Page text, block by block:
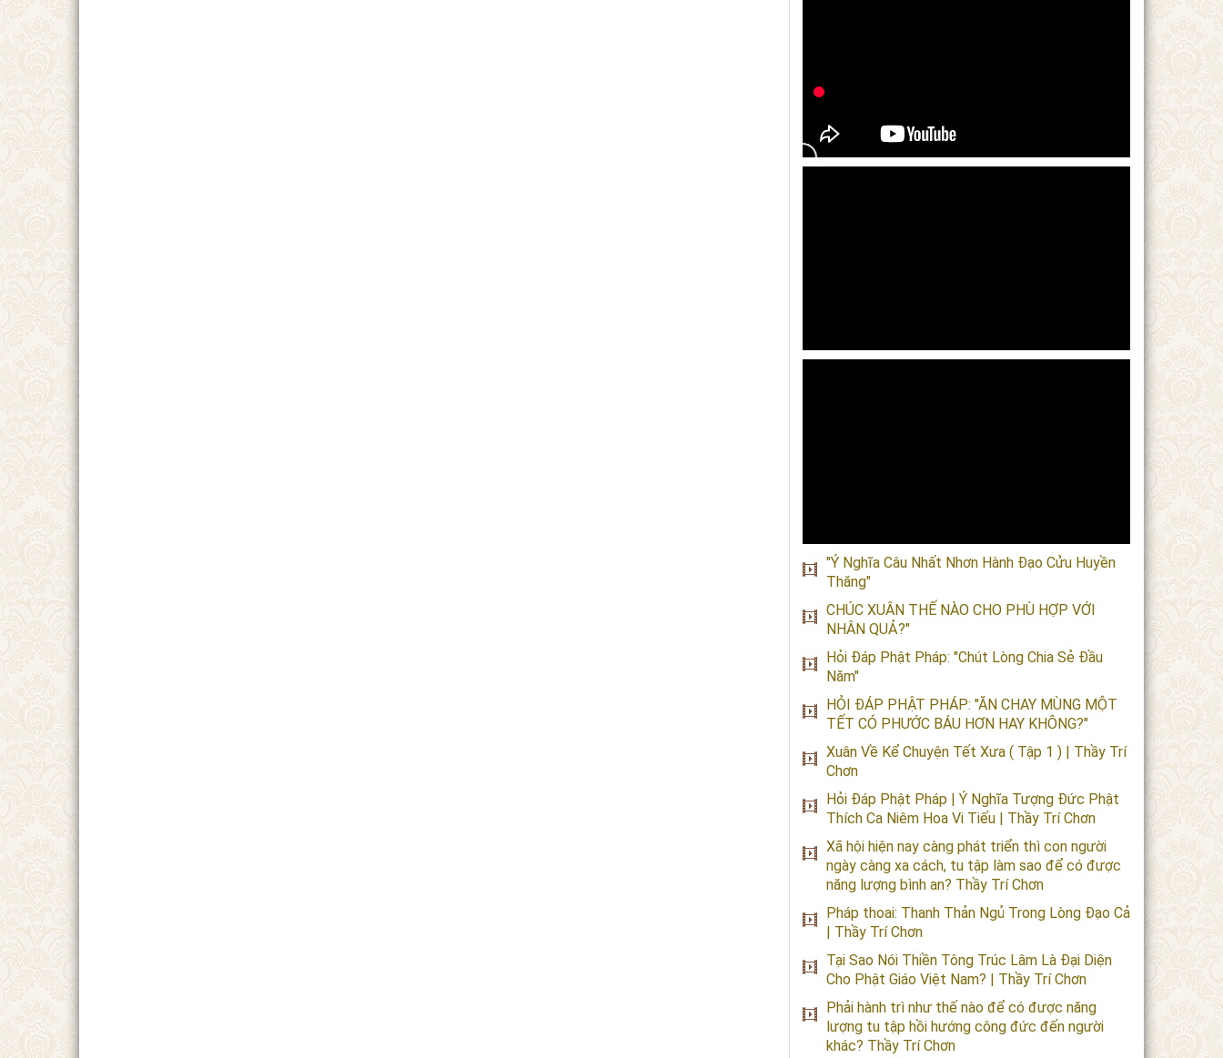
"Ý Nghĩa Câu Nhất Nhơn Hành Đạo Cửu Huyền
Thăng"
CHÚC XUÂN THẾ NÀO CHO PHÙ HỢP VỚI
NHÂN QUẢ?"
Hỏi Đáp Phật Pháp: "Chút Lòng Chia Sẻ Đầu
Năm"
HỎI ĐÁP PHẬT PHÁP: "ĂN CHAY MÙNG MỘT
TẾT CÓ PHƯỚC BÁU HƠN HAY KHÔNG?"
Xuân Về Kể Chuyện Tết Xưa ( Tập 1 ) | Thầy Trí
Chơn
Hỏi Đáp Phật Pháp | Ý Nghĩa Tượng Đức Phật
Thích Ca Niêm Hoa Vi Tiếu | Thầy Trí Chơn
Xã hội hiện nay càng phát triển thì con người
ngày càng xa cách, tu tập làm sao để có được
năng lượng bình an? Thầy Trí Chơn
Pháp thoai: Thanh Thản Ngủ Trong Lòng Đạo Cả
| Thầy Trí Chơn
Tại Sao Nói Thiền Tông Trúc Lâm Là Đại Diện
Cho Phật Giáo Việt Nam? | Thầy Trí Chơn
Phải hành trì như thế nào để có được năng
lượng tu tập hồi hướng công đức đến người
khác? Thầy Trí Chơn